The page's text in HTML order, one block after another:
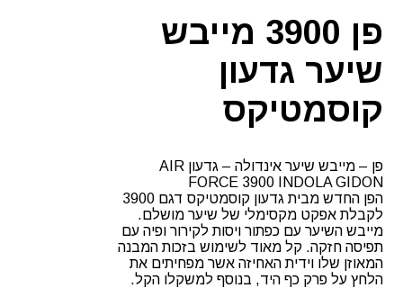
פן 3900 מייבש
שיער גדעון
קוסמטיקס
פן – מייבש שיער אינדולה – גדעון AIR
FORCE 3900 INDOLA GIDON
הפן החדש מבית גדעון קוסמטיקס דגם 3900
לקבלת אפקט מקסימלי של שיער מושלם.
מייבש השיער עם כפתור ויסות לקירור ופיה עם
תפיסה חזקה. קל מאוד לשימוש בזכות המבנה
המאוזן שלו וידית האחיזה אשר מפחיתים את
הלחץ על פרק כף היד, בנוסף למשקלו הקל.